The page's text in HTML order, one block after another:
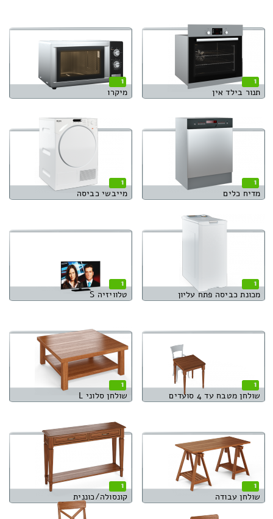
1
תנור בילד אין
1
מיקרו
1
מדיח כלים
1
מייבשי כביסה
1
מכונת כביסה פתח עליון
1
טלוויזיה S
1
שולחן מטבח עד 4 סועדים
1
שולחן סלוני L
1
שולחן עבודה
1
קונסולה/כוננית